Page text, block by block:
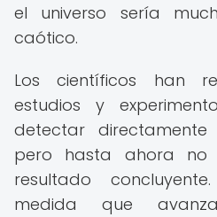
el universo sería
caótico.
Los científicos han
estudios y
detectar
pero hasta ahora
resultado
medida que